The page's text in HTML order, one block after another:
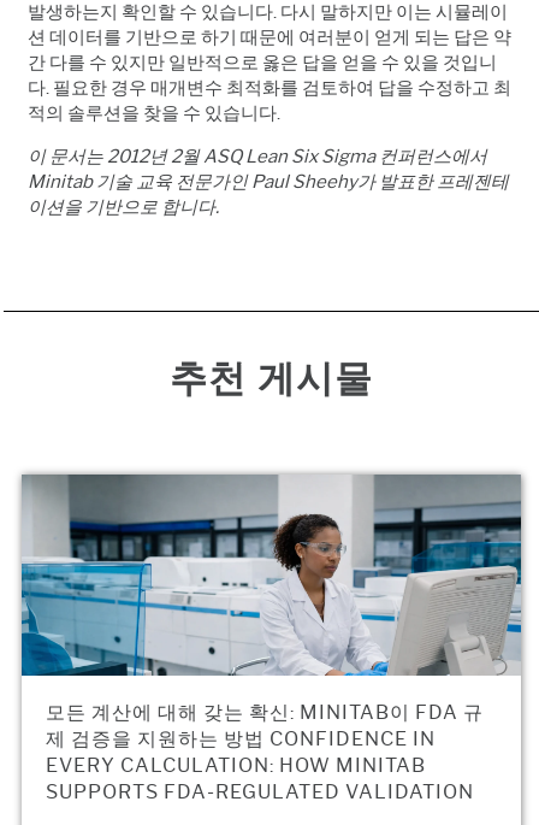
발생하는지 확인할 수 있습니다. 다시 말하지만 이는 시뮬레이
션 데이터를 기반으로 하기 때문에 여러분이 얻게 되는 답은 약
간 다를 수 있지만 일반적으로 옳은 답을 얻을 수 있을 것입니
다. 필요한 경우 매개변수 최적화를 검토하여 답을 수정하고 최
적의 솔루션을 찾을 수 있습니다.
이 문서는 2012년 2월 ASQ Lean Six Sigma 컨퍼런스에서
Minitab 기술 교육 전문가인 Paul Sheehy가 발표한 프레젠테
이션을 기반으로 합니다.
추천 게시물
모든 계산에 대해 갖는 확신: MINITAB이 FDA 규
제 검증을 지원하는 방법 CONFIDENCE IN
EVERY CALCULATION: HOW MINITAB
SUPPORTS FDA-REGULATED VALIDATION